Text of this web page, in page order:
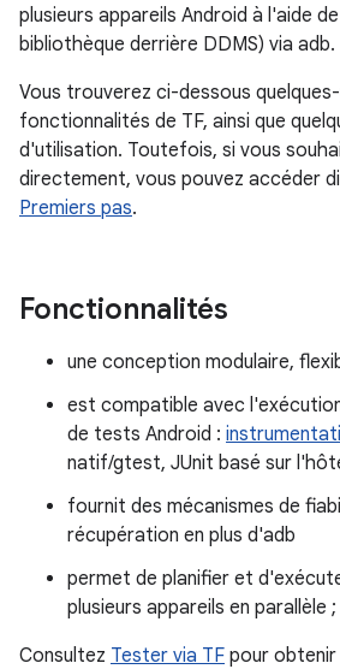
plusieurs appareils Android à l'aide
bibliothèque derrière DDMS) via adb.
Vous trouverez ci-dessous
fonctionnalités de TF, ainsi que
d'utilisation. Toutefois, si vous
directement, vous pouvez accéder
Premiers pas.
Fonctionnalités
une conception modulaire,
est compatible avec
de tests Android :
natif/gtest, JUnit basé sur
fournit des mécanismes de
récupération en plus d'adb
permet de planifier et
plusieurs appareils en parallèle ;
Consultez Tester via TF pour